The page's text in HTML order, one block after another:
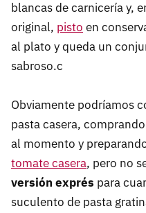
blancas de carnicería y,
original, pisto en
al plato y queda un
sabroso.c
Obviamente podríamos
pasta casera,
al momento y
tomate casera, pero no
versión exprés para
suculento de pasta